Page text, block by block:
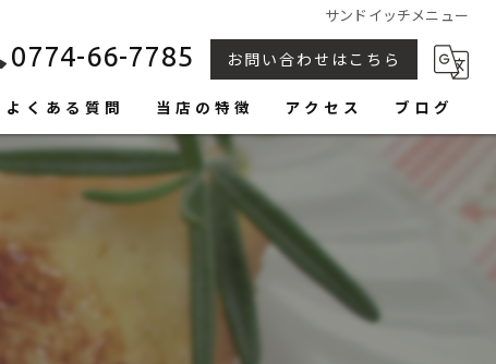
サンドイッチメニュー
0774-66-7785 お問い合わせはこちら
よくある質問 当店の特徴
カヌレ
アクセス ブログ